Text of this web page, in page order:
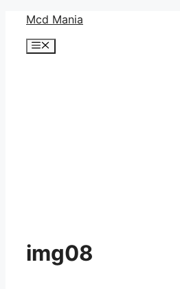
Mcd Mania
メ
img08